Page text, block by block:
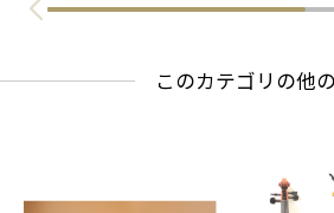
このカテゴリの他